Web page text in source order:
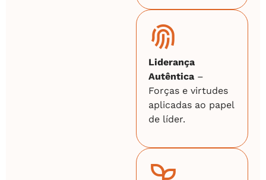
Liderança
Autêntica–
Forças e virtudes
aplicadas ao papel
de líder.